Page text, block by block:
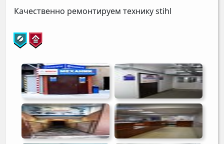
Качественно ремонтируем технику stihl